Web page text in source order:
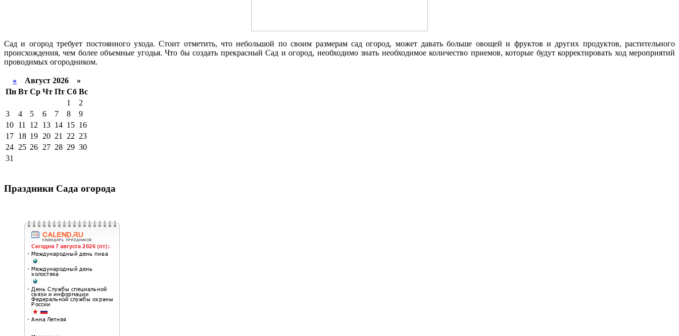
Сад и огород требует постоянного ухода. Стоит отметить, что небольшой по своим размерам сад огород, может давать больше овощей и фруктов и других продуктов, растительного
происхождения, чем более объемные угодья. Что бы создать прекрасный Сад и огород, необходимо знать необходимое количество приемов, которые будут корректировать ход мероприятий
проводимых огородником.
« Август 2026 »
Пн Вт Ср Чт Пт Сб Вс
1
2
3
4 5 6 7 8
9
10 11 12 13 14 15 16
17 18 19 20 21 22 23
24 25 26 27 28 29 30
31
Праздники Сада огорода